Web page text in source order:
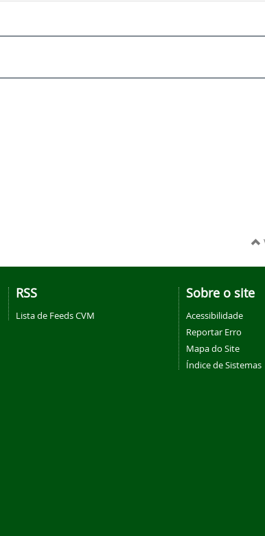
RSS
Lista de Feeds CVM
Sobre o site
Acessibilidade
Reportar Erro
Mapa do Site
Índice de Sistemas